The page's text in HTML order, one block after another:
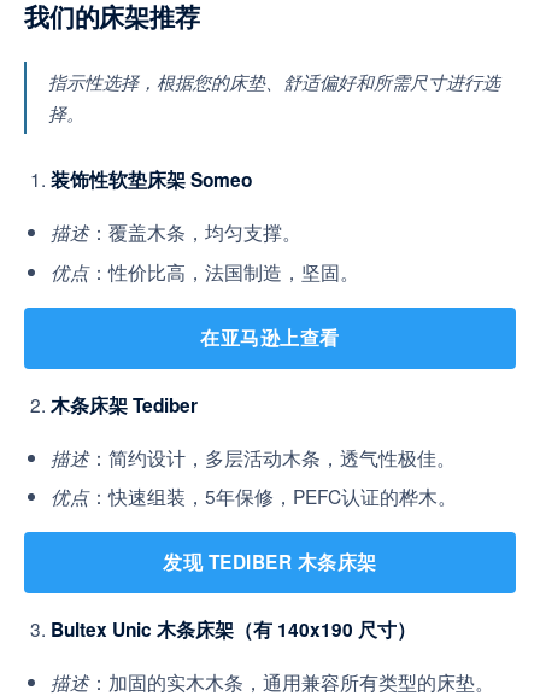
我们的床架推荐
指示性选择，根据您的床垫、舒适偏好和所需尺寸进行选
择。
装饰性软垫床架 Someo
描述：覆盖木条，均匀支撑。
优点：性价比高，法国制造，坚固。
在亚马逊上查看
木条床架 Tediber
描述：简约设计，多层活动木条，透气性极佳。
优点：快速组装，5年保修，PEFC认证的桦木。
发现 TEDIBER 木条床架
Bultex Unic 木条床架（有 140x190 尺寸）
描述：加固的实木木条，通用兼容所有类型的床垫。